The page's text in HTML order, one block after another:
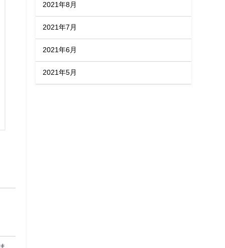
2021年8月
2021年7月
2021年6月
2021年5月